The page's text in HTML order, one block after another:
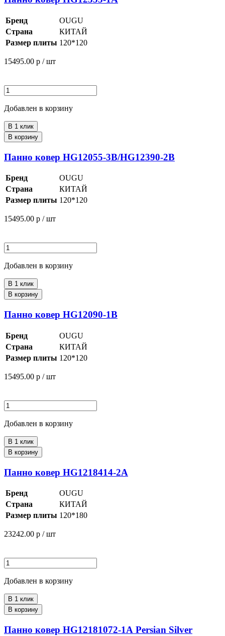
Бренд
OUGU
Страна
КИТАЙ
Размер плиты 120*120
15495.00 р / шт
Добавлен в корзину
В 1 клик
В корзину
Панно ковер HG12055-3B/HG12390-2B
Бренд
OUGU
Страна
КИТАЙ
Размер плиты 120*120
15495.00 р / шт
Добавлен в корзину
В 1 клик
В корзину
Панно ковер HG12090-1B
Бренд
OUGU
Страна
КИТАЙ
Размер плиты 120*120
15495.00 р / шт
Добавлен в корзину
В 1 клик
В корзину
Панно ковер HG1218414-2А
Бренд
OUGU
Страна
КИТАЙ
Размер плиты 120*180
23242.00 р / шт
Добавлен в корзину
В 1 клик
В корзину
Панно ковер HG12181072-1А Persian Silver